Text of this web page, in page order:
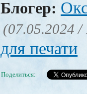
Блогер:
(07.05.2024 /
для печати
Поделиться: